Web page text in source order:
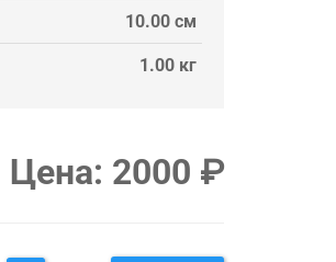
10.00 см
1.00 кг
Цена: 2000 ₽